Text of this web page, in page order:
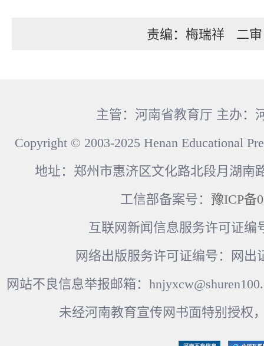
责编：梅瑞祥 二
主管：河南省教育厅 主办：
Copyright © 2003-2025 Henan Educational
地址：郑州市惠济区文化路北段月湖南
工信部备案号： 豫ICP备
互联网新闻信息服务许可证编
网络出版服务许可证编号：网出
网站不良信息举报邮箱：
未经河南教育宣传网书面特别授权